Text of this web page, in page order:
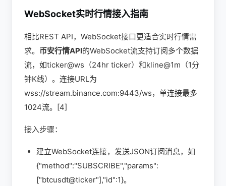
WebSocket实时行情接入指南
相比REST API，WebSocket接口更适合实时行情需
求。 币安行情API的WebSocket流支持订阅多个数据
流，如ticker@ws（24hr ticker）和kline@1m（1分
钟K线）。连接URL为
wss://stream.binance.com:9443/ws，单连接最多
1024流。[4]
接入步骤：
建立WebSocket连接，发送JSON订阅消息，如
{"method":"SUBSCRIBE","params":
["btcusdt@ticker"],"id":1}。